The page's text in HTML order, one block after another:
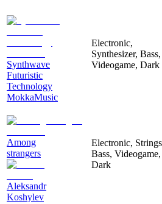
Synthwave
Futuristic
Technology
MokkaMusic
Electronic,
Synthesizer, Bass,
Videogame, Dark
Among
strangers
Aleksandr
Koshylev
Electronic,
Bass, Videogame,
Dark